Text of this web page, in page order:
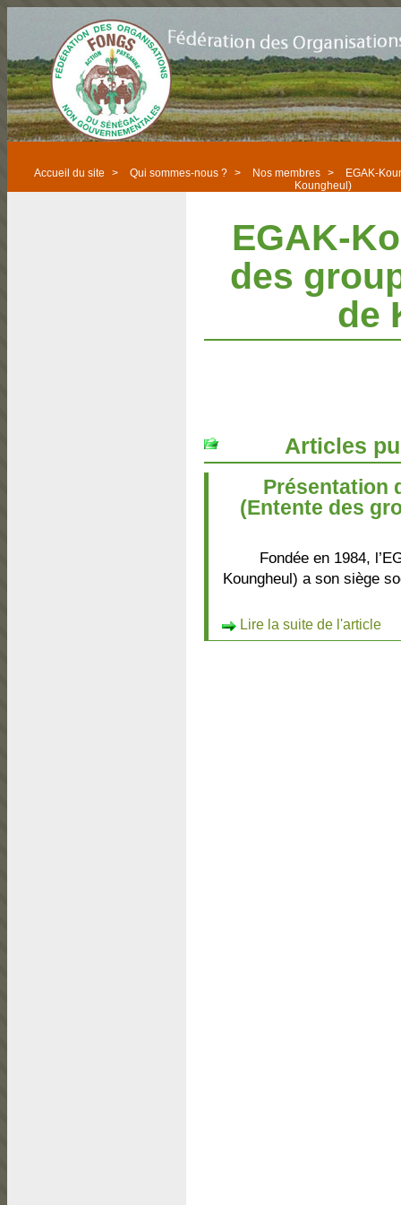
Accueil du site > Qui sommes-nous ? > Nos membres >
EGAK-
Koungheul)
EGAK-
des
de
Articles
Présentation
(Entente des
Fondée en 1984,
Koungheul) a son siège
Lire la suite de l'article